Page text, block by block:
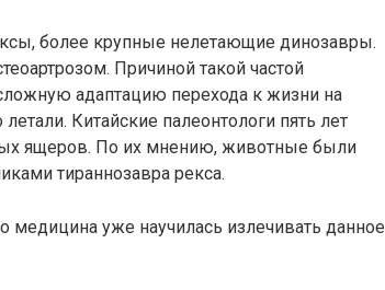
более крупные нелетающие динозавры.
Причиной такой частой
адаптацию перехода к жизни на
Китайские палеонтологи пять лет
ящеров. По их мнению, животные были
тираннозавра рекса.
уже научилась излечивать данное